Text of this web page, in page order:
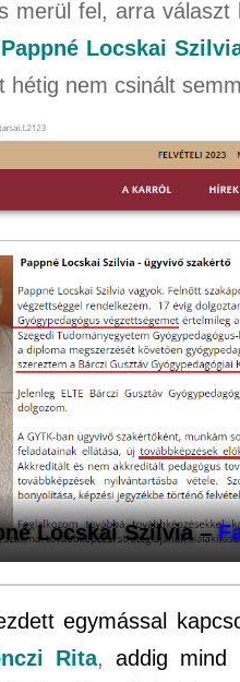
merül fel, arra
Pappné Locskai
hétig nem csinált
Locskai Szilvia –
egymással
Rita,addig mind